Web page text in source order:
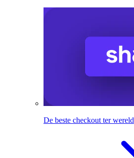
De beste checkout ter wereld